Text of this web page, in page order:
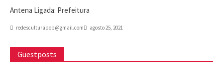
Antena Ligada: Prefeitura
redesculturapop@gmail.com agosto 25, 2021
Guestposts